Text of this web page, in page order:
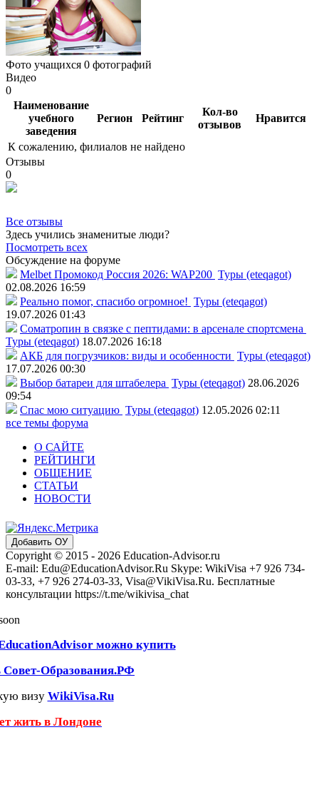
Фото учащихся 0 фотографий
Видео
0
Наименование
учебного
заведения
Регион Рейтинг
Кол-во
отзывов
Нравится
К сожалению, филиалов не найдено
Отзывы
0
Все отзывы
Здесь учились знаменитые люди?
Посмотреть всех
Обсуждение на форуме
Melbet Промокод Россия 2026: WAP200 Туры (eteqagot)
02.08.2026 16:59
Реально помог, спасибо огромное! Туры (eteqagot)
19.07.2026 01:43
Соматропин в связке с пептидами: в арсенале спортсмена
Туры (eteqagot) 18.07.2026 16:18
АКБ для погрузчиков: виды и особенности Туры (eteqagot)
17.07.2026 00:30
Выбор батареи для штабелера Туры (eteqagot) 28.06.2026
09:54
Спас мою ситуацию Туры (eteqagot) 12.05.2026 02:11
все темы форума
О САЙТЕ
РЕЙТИНГИ
ОБЩЕНИЕ
СТАТЬИ
НОВОСТИ
Добавить ОУ
Copyright © 2015 - 2026 Education-Advisor.ru
E-mail: Edu@EducationAdvisor.Ru Skype: WikiVisa +7 926 734-
03-33, +7 926 274-03-33, Visa@VikiVisa.Ru. Бесплатные
консультации https://t.me/wikivisa_chat
можно купить
Совет-Образования.РФ
визу WikiVisa.Ru
жить в Лондоне